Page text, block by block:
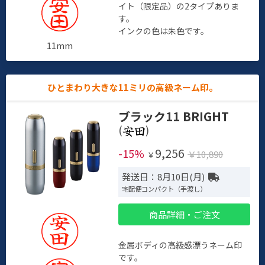
11mm
イト（限定品）の2タイプありま
す。
インクの色は朱色です。
ひとまわり大きな11ミリの高級ネーム印。
ブラック11 BRIGHT
(
)
-15% ￥ 9,256 ￥10,890
発送日：8月10日(月)
宅配便コンパクト（手渡し）
商品詳細・ご注文
金属ボディの高級感漂うネーム印
です。